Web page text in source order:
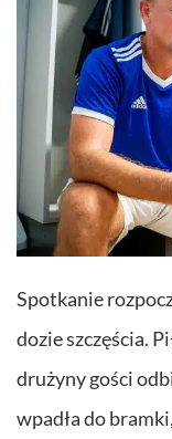
Spotkanie
dozie szczęścia.
drużyny gości
wpadła do